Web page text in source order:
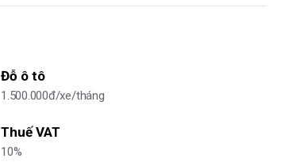
Đỗ ô tô
1.500.000đ/xe/tháng
Thuế VAT
10%